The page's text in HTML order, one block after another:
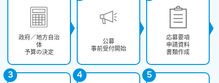
政府／地方自治
体
予算の決定
公募
事前受付開始
応募要項
申請資料
書類作成
3 4 5